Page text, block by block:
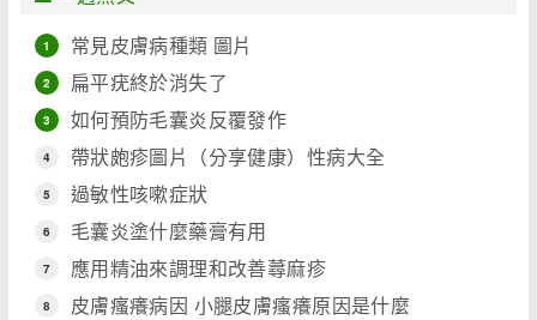
1 常見皮膚病種類 圖片
2 扁平疣終於消失了
3 如何預防毛囊炎反覆發作
4 帶狀皰疹圖片（分享健康）性病大全
5 過敏性咳嗽症狀
6 毛囊炎塗什麼藥膏有用
7 應用精油來調理和改善蕁麻疹
8 皮膚瘙癢病因 小腿皮膚瘙癢原因是什麼